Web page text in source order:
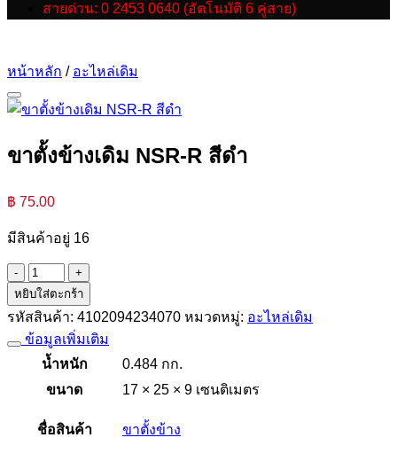
สายด่วน: 0 2453 0640 (อัตโนมัติ 6 คู่สาย)
หน้าหลัก / อะไหล่เดิม
ขาตั้งข้างเดิม NSR-R สีดำ
฿ 75.00
มีสินค้าอยู่ 16
จำนวน
ขา
ตั้ง
ข้าง
เดิม
สีดำ
ชิ้น
หยิบใส่ตะกร้า
รหัสสินค้า: 4102094234070 หมวดหมู่: อะไหล่เดิม
ข้อมูลเพิ่มเติม
น้ำหนัก
0.484 กก.
ขนาด
17 × 25 × 9 เซนติเมตร
ชื่อสินค้า ขาตั้งข้าง